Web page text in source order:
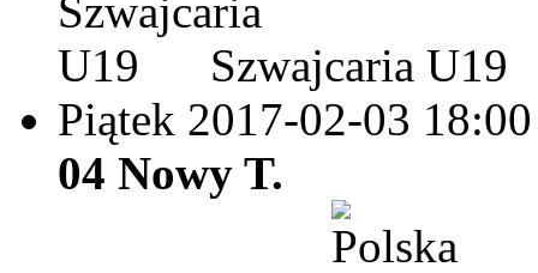
Szwajcaria U19
Piątek 2017-02-03 18:00
04 Nowy T.